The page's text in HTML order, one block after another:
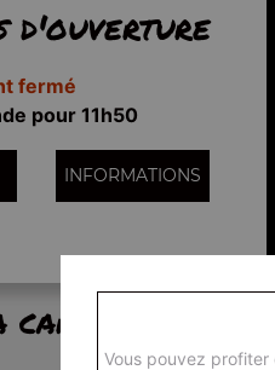
d'ouverture
fermé
pour 11h50
INFORMATIONS
carte
Vous pouvez profiter